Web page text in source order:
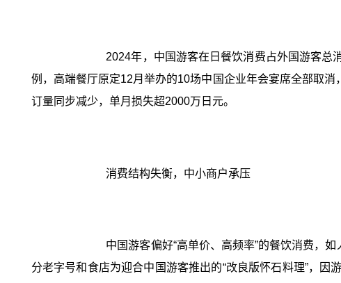
2024年，中国游客在日餐饮消费占外国游客总
例，高端餐厅原定12月举办的10场中国企业年会宴席全部取
订量同步减少，单月损失超2000万日元。
消费结构失衡，中小商户承压
中国游客偏好“高单价、高频率”的餐饮消费，
分老字号和食店为迎合中国游客推出的“改良版怀石料理”，